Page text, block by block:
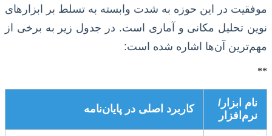
موفقیت در این حوزه به شدت وابسته به تسلط بر ابزارهای
نوین تحلیل مکانی و آماری است. در جدول زیر به برخی از
مهم‌ترین آن‌ها اشاره شده است:
**
نام ابزار/
نرم‌افزار
کاربرد اصلی در پایان‌نامه